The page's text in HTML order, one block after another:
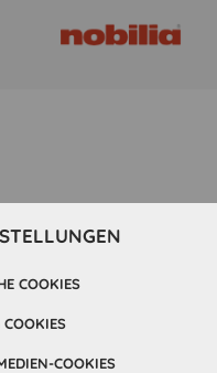
COOKIES
COOKIES